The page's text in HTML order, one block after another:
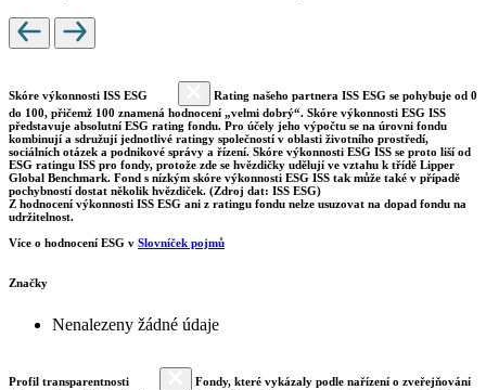
Skóre výkonnosti ISS ESG
Rating našeho partnera ISS ESG se pohybuje od 0
do 100, přičemž 100 znamená hodnocení „velmi dobrý“. Skóre výkonnosti ESG ISS
představuje absolutní ESG rating fondu. Pro účely jeho výpočtu se na úrovni fondu
kombinují a sdružují jednotlivé ratingy společností v oblasti životního prostředí,
sociálních otázek a podnikové správy a řízení. Skóre výkonnosti ESG ISS se proto liší od
ESG ratingu ISS pro fondy, protože zde se hvězdičky udělují ve vztahu k třídě Lipper
Global Benchmark. Fond s nízkým skóre výkonnosti ESG ISS tak může také v případě
pochybností dostat několik hvězdiček. (Zdroj dat: ISS ESG)
Z hodnocení výkonnosti ISS ESG ani z ratingu fondu nelze usuzovat na dopad fondu na
udržitelnost.
Více o hodnocení ESG v Slovníček pojmů
Značky
Nenalezeny žádné údaje
Profil transparentnosti
Fondy, které vykázaly podle nařízení o zveřejňování